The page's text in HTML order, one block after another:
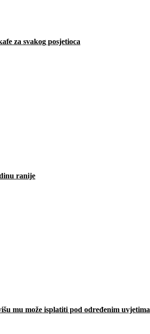
za svakog posjetioca
ranije
mu može isplatiti pod određenim uvjetima